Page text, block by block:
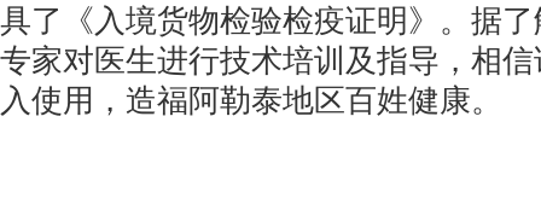
具了《入境货物检验检疫证明》。据
专家对医生进行技术培训及指导，相
入使用，造福阿勒泰地区百姓健康。